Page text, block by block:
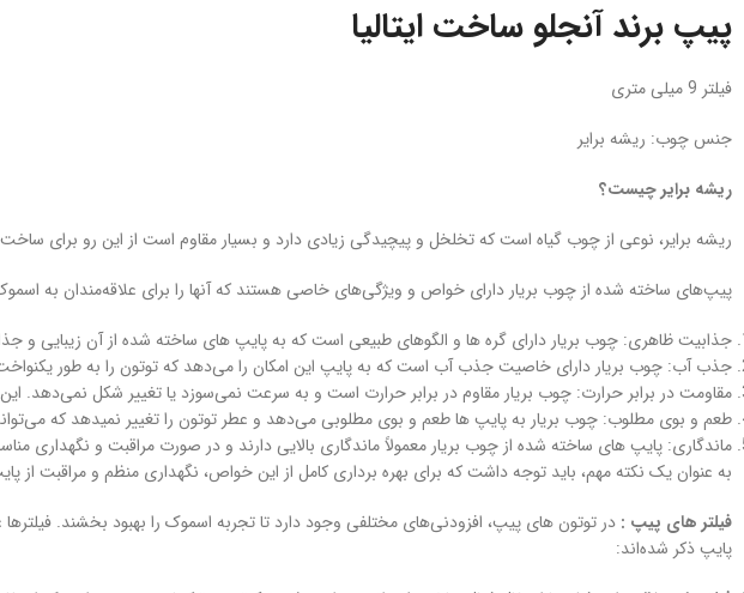
پیپ برند آنجلو ساخت ایتالیا
فیلتر 9 میلی متری
جنس چوب: ریشه برایر
ریشه برایر چیست؟
ریشه برایر، نوعی از چوب گیاه است که تخلخل و پیچیدگی زیادی دارد و بسیار مقاوم است از این رو برای
پیپ‌های ساخته شده از چوب بریار دارای خواص و ویژگی‌های خاصی هستند که آنها را برای علاقه‌مندان به
جذابیت ظاهری: چوب بریار دارای گره ها و الگوهای طبیعی است که به پایپ‌ های ساخته شده از آن زیبایی
جذب آب: چوب بریار دارای خاصیت جذب آب است که به پایپ این امکان را می‌دهد که توتون را به طور
مقاومت در برابر حرارت: چوب بریار مقاوم در برابر حرارت است و به سرعت نمی‌سوزد یا تغییر شکل نمی‌دهد.
طعم و بوی مطلوب: چوب بریار به پایپ‌ ها طعم و بوی مطلوبی می‌دهد و عطر توتون را تغییر نمیدهد که
ماندگاری: پایپ‌ های ساخته شده از چوب بریار معمولاً ماندگاری بالایی دارند و در صورت مراقبت و نگهداری
به عنوان یک نکته مهم، باید توجه داشت که برای بهره‌ برداری کامل از این خواص، نگهداری منظم و مراقبت از
فیلتر های پیپ : در توتون های پیپ، افزودنی‌های مختلفی وجود دارد تا تجربه اسموک را بهبود بخشند.
پایپ ذکر شده‌اند: